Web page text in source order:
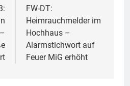
FW-DT:
Heimrauchmelder im
Hochhaus –
Alarmstichwort auf
Feuer MiG erhöht